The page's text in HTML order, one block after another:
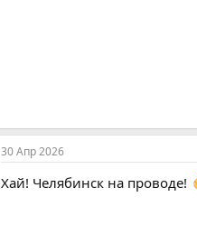
30 Апр 2026
Хай! Челябинск на проводе!